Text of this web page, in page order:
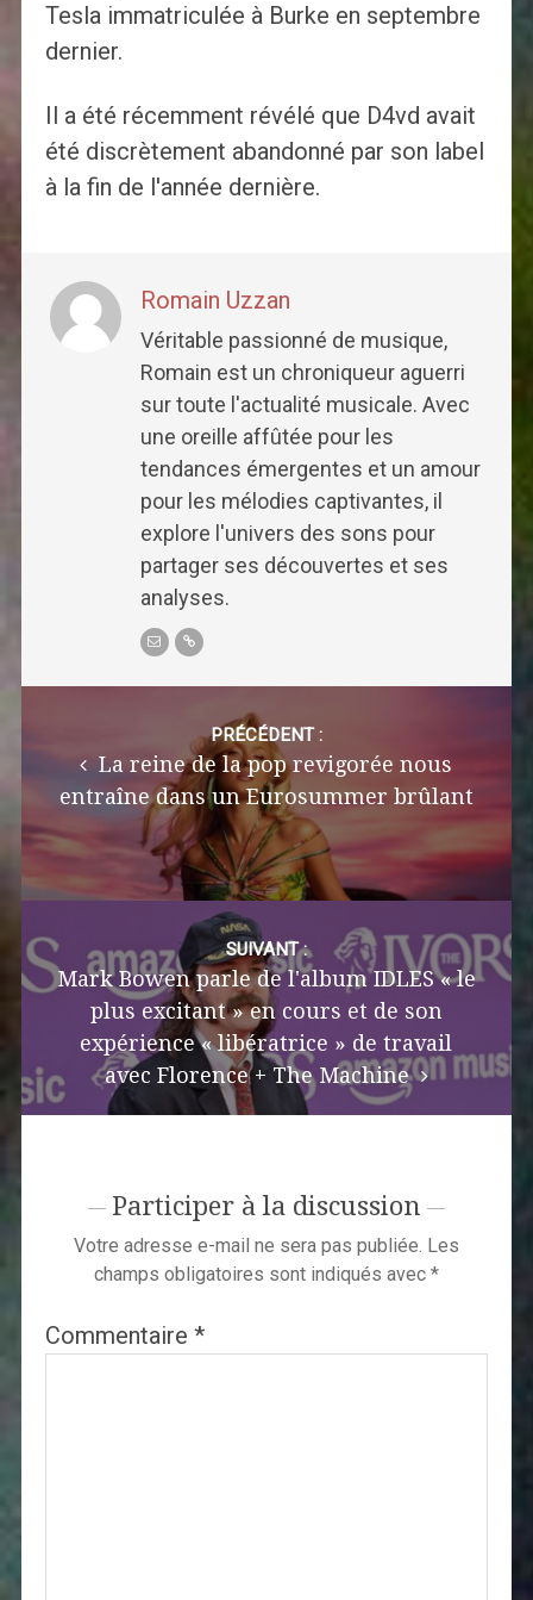
Tesla immatriculée à Burke en septembre
dernier.
Il a été récemment révélé que D4vd avait
été discrètement abandonné par son label
à la fin de l'année dernière.
Romain Uzzan
Véritable passionné de musique,
Romain est un chroniqueur aguerri
sur toute l'actualité musicale. Avec
une oreille affûtée pour les
tendances émergentes et un amour
pour les mélodies captivantes, il
explore l'univers des sons pour
partager ses découvertes et ses
analyses.
PRÉCÉDENT :
La reine de la pop revigorée nous
entraîne dans un Eurosummer brûlant
SUIVANT :
Mark Bowen parle de l'album IDLES « le
plus excitant » en cours et de son
expérience « libératrice » de travail
avec Florence + The Machine
Participer à la discussion
Votre adresse e-mail ne sera pas publiée. Les
champs obligatoires sont indiqués avec *
Commentaire *